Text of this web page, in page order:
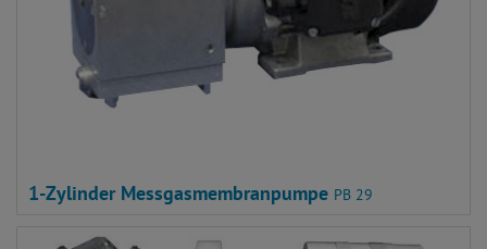
1-Zylinder Messgasmembranpumpe PB 29